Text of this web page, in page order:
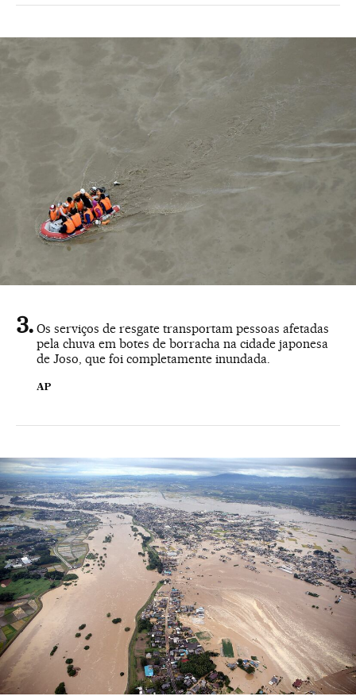
Os serviços de resgate transportam pessoas afetadas
pela chuva em botes de borracha na cidade japonesa
de Joso, que foi completamente inundada.
AP